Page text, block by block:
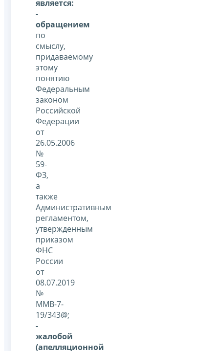
является:
-
обращением
по
смыслу,
придаваемому
этому
понятию
Федеральным
законом
Российской
Федерации
от
26.05.2006
№
59-
ФЗ,
а
также
Административным
регламентом,
утвержденным
приказом
ФНС
России
от
08.07.2019
№
ММВ-7-
19/343@;
-
жалобой
(апелляционной